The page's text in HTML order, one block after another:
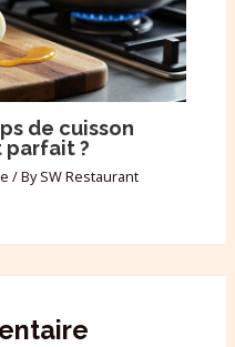
de cuisson
parfait ?
/ BySW Restaurant